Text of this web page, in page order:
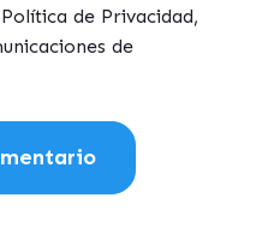
de Privacidad,
de